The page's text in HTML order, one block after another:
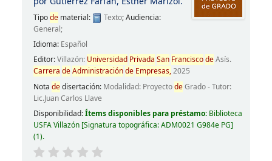
Tipodematerial: Texto; Audiencia:
General;
Idioma: Español
Editor:Villazón: Universidad Privada San FranciscodeAsís.
Carrera deAdministraciónde Empresas,2025
Nota dedisertación: Modalidad: ProyectodeGrado - Tutor:
Lic.Juan Carlos Llave
Disponibilidad:Ítems disponibles para préstamo: Biblioteca
USFA Villazón Signatura topográfica:ADM0021 G984e PG
(1).